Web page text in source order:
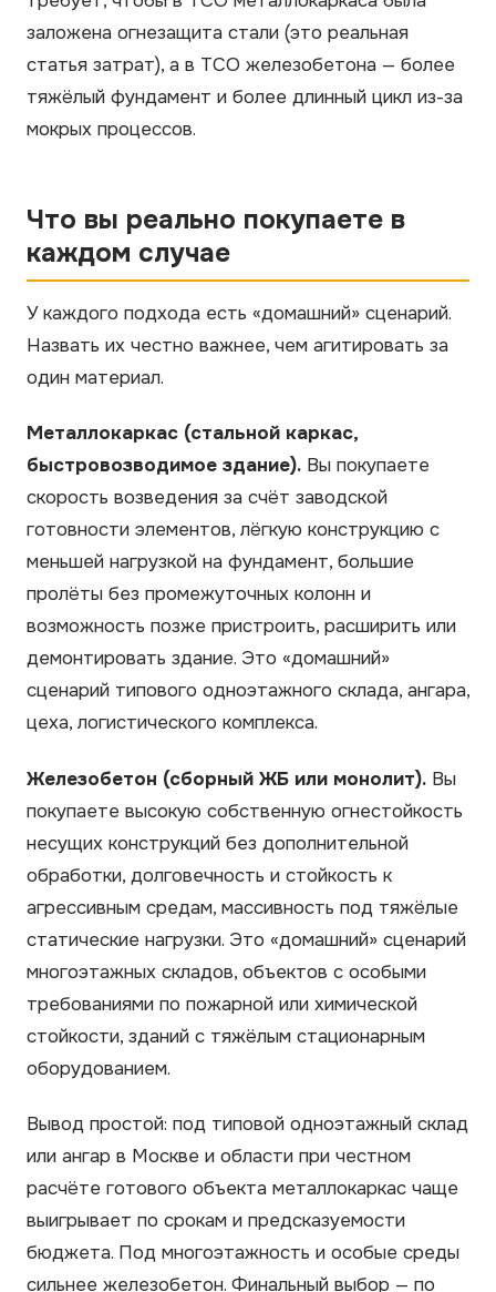
заложена огнезащита стали (это реальная
статья затрат), а в TCO железобетона — более
тяжёлый фундамент и более длинный цикл из-за
мокрых процессов.
Что вы реально покупаете в
каждом случае
У каждого подхода есть «домашний» сценарий.
Назвать их честно важнее, чем агитировать за
один материал.
Металлокаркас (стальной каркас,
быстровозводимое здание). Вы покупаете
скорость возведения за счёт заводской
готовности элементов, лёгкую конструкцию с
меньшей нагрузкой на фундамент, большие
пролёты без промежуточных колонн и
возможность позже пристроить, расширить или
демонтировать здание. Это «домашний»
сценарий типового одноэтажного склада, ангара,
цеха, логистического комплекса.
Железобетон (сборный ЖБ или монолит). Вы
покупаете высокую собственную огнестойкость
несущих конструкций без дополнительной
обработки, долговечность и стойкость к
агрессивным средам, массивность под тяжёлые
статические нагрузки. Это «домашний» сценарий
многоэтажных складов, объектов с особыми
требованиями по пожарной или химической
стойкости, зданий с тяжёлым стационарным
оборудованием.
Вывод простой: под типовой одноэтажный склад
или ангар в Москве и области при честном
расчёте готового объекта металлокаркас чаще
выигрывает по срокам и предсказуемости
бюджета. Под многоэтажность и особые среды
сильнее железобетон. Финальный выбор — по